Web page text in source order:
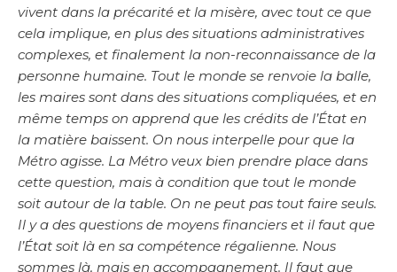
vivent dans la précarité et la misère, avec tout ce que
cela implique, en plus des situations administratives
complexes, et finalement la non-reconnaissance de la
personne humaine. Tout le monde se renvoie la balle,
les maires sont dans des situations compliquées, et en
même temps on apprend que les crédits de l’État en
la matière baissent. On nous interpelle pour que la
Métro agisse. La Métro veux bien prendre place dans
cette question, mais à condition que tout le monde
soit autour de la table. On ne peut pas tout faire seuls.
Il y a des questions de moyens financiers et il faut que
l’État soit là en sa compétence régalienne. Nous
sommes là, mais en accompagnement. Il faut que